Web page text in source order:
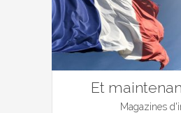
Et
Magazines